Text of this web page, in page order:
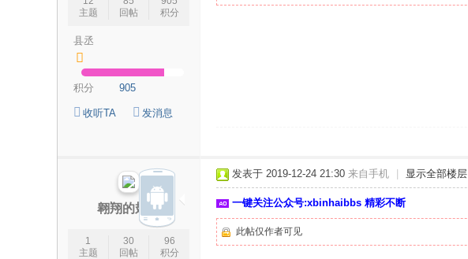
主题
回帖
积分
县丞
积分 905
收听TA 发消息
翱翔的翅膀
1
主题
30
回帖
96
积分
发表于 2019-12-24 21:30 来自手机 显示全部楼层
一键关注公众号:xbinhaibbs 精彩不断
此帖仅作者可见